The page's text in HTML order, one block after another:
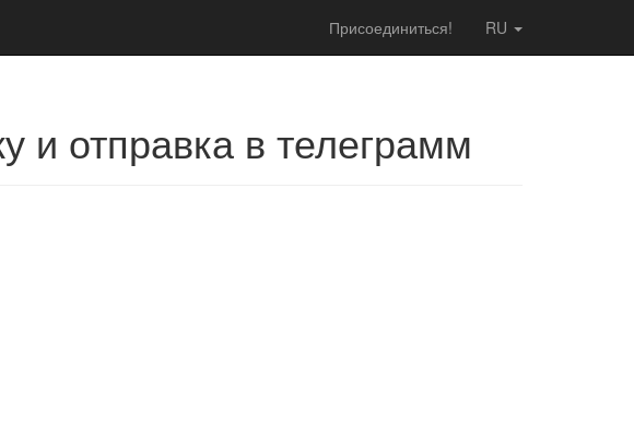
RU
Присоединиться!
и отправка в телеграмм